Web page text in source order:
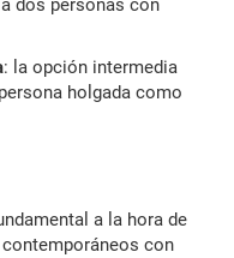
dos personas con
: la opción intermedia
holgada como
a la hora de
con